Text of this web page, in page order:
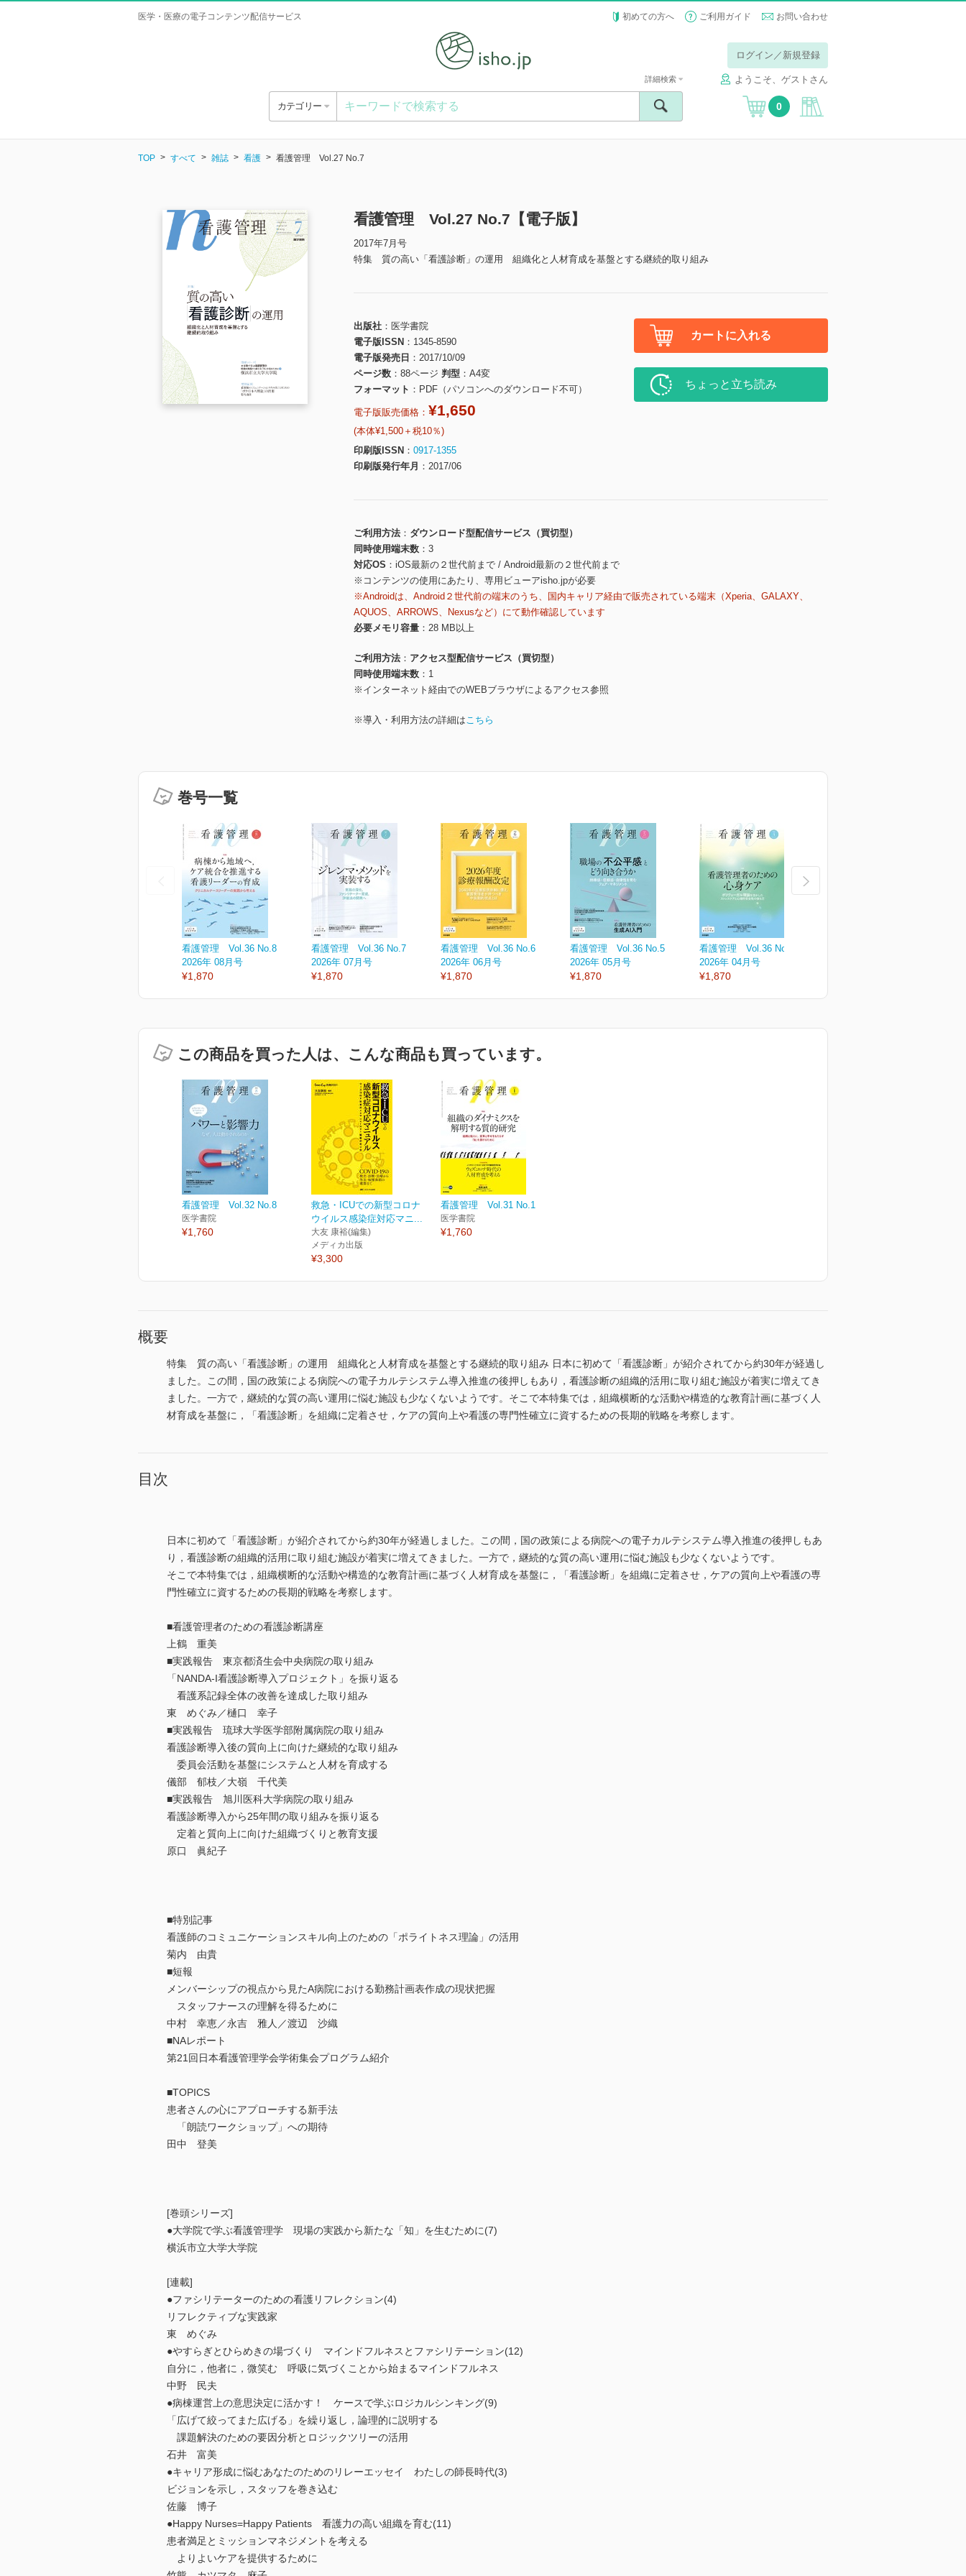
医学・医療の電子コンテンツ配信サービス 初めての方へ ご利用ガイド お問い合わせ
ログイン／新規登録
ようこそ、ゲストさん
カテゴリー
詳細検索
0
TOP すべて 雑誌 看護 看護管理 Vol.27 No.7
看護管理 Vol.27 No.7【電子版】
2017年7月号
特集 質の高い「看護診断」の運用 組織化と人材育成を基盤とする継続的取り組み
出版社
医学書院
電子版ISSN
1345-8590
電子版発売日
2017/10/09
ページ数
88ページ 判型
A4変
フォーマット
PDF（パソコンへのダウンロード不可）
電子版販売価格： ¥1,650
(本体¥1,500＋税10％)
印刷版ISSN
0917-1355
印刷版発行年月
2017/06
カートに入れる
ちょっと立ち読み
ご利用方法
ダウンロード型配信サービス（買切型）
同時使用端末数
3
対応OS
iOS最新の２世代前まで / Android最新の２世代前まで
※コンテンツの使用にあたり、専用ビューアisho.jpが必要
※Androidは、Android２世代前の端末のうち、国内キャリア経由で販売されている端末（Xperia、GALAXY、
AQUOS、ARROWS、Nexusなど）にて動作確認しています
必要メモリ容量
28 MB以上
ご利用方法
アクセス型配信サービス（買切型）
同時使用端末数
1
※インターネット経由でのWEBブラウザによるアクセス参照
※導入・利用方法の詳細はこちら
巻号一覧
看護管理 Vol.36 No.8
2026年 08月号
¥1,870
看護管理 Vol.36 No.7
2026年 07月号
¥1,870
看護管理 Vol.36 No.6
2026年 06月号
¥1,870
看護管理 Vol.36 No.5
2026年 05月号
¥1,870
看護管理 Vol.36 No.4
2026年 04月号
¥1,870
この商品を買った人は、こんな商品も買っています。
看護管理 Vol.32 No.8
医学書院
¥1,760
救急・ICUでの新型コロナ
ウイルス感染症対応マニ...
大友 康裕(編集)
メディカ出版
¥3,300
看護管理 Vol.31 No.1
医学書院
¥1,760
概要
特集 質の高い「看護診断」の運用 組織化と人材育成を基盤とする継続的取り組み 日本に初めて「看護診断」が紹介されてから約30年が経過し
ました。この間，国の政策による病院への電子カルテシステム導入推進の後押しもあり，看護診断の組織的活用に取り組む施設が着実に増えてき
ました。一方で，継続的な質の高い運用に悩む施設も少なくないようです。そこで本特集では，組織横断的な活動や構造的な教育計画に基づく人
材育成を基盤に，「看護診断」を組織に定着させ，ケアの質向上や看護の専門性確立に資するための長期的戦略を考察します。
目次
日本に初めて「看護診断」が紹介されてから約30年が経過しました。この間，国の政策による病院への電子カルテシステム導入推進の後押しもあ
り，看護診断の組織的活用に取り組む施設が着実に増えてきました。一方で，継続的な質の高い運用に悩む施設も少なくないようです。
そこで本特集では，組織横断的な活動や構造的な教育計画に基づく人材育成を基盤に，「看護診断」を組織に定着させ，ケアの質向上や看護の専
門性確立に資するための長期的戦略を考察します。
■看護管理者のための看護診断講座
上鶴 重美
■実践報告 東京都済生会中央病院の取り組み
「NANDA-I看護診断導入プロジェクト」を振り返る
看護系記録全体の改善を達成した取り組み
東 めぐみ／樋口 幸子
■実践報告 琉球大学医学部附属病院の取り組み
看護診断導入後の質向上に向けた継続的な取り組み
委員会活動を基盤にシステムと人材を育成する
儀部 郁枝／大嶺 千代美
■実践報告 旭川医科大学病院の取り組み
看護診断導入から25年間の取り組みを振り返る
定着と質向上に向けた組織づくりと教育支援
原口 眞紀子
■特別記事
看護師のコミュニケーションスキル向上のための「ポライトネス理論」の活用
菊内 由貴
■短報
メンバーシップの視点から見たA病院における勤務計画表作成の現状把握
スタッフナースの理解を得るために
中村 幸恵／永吉 雅人／渡辺 沙織
■NAレポート
第21回日本看護管理学会学術集会プログラム紹介
■TOPICS
患者さんの心にアプローチする新手法
「朗読ワークショップ」への期待
田中 登美
[巻頭シリーズ]
●大学院で学ぶ看護管理学 現場の実践から新たな「知」を生むために(7)
横浜市立大学大学院
[連載]
●ファシリテーターのための看護リフレクション(4)
リフレクティブな実践家
東 めぐみ
●やすらぎとひらめきの場づくり マインドフルネスとファシリテーション(12)
自分に，他者に，微笑む 呼吸に気づくことから始まるマインドフルネス
中野 民夫
●病棟運営上の意思決定に活かす！ ケースで学ぶロジカルシンキング(9)
「広げて絞ってまた広げる」を繰り返し，論理的に説明する
課題解決のための要因分析とロジックツリーの活用
石井 富美
●キャリア形成に悩むあなたのためのリレーエッセイ わたしの師長時代(3)
ビジョンを示し，スタッフを巻き込む
佐藤 博子
●Happy Nurses=Happy Patients 看護力の高い組織を育む(11)
患者満足とミッションマネジメントを考える
よりよいケアを提供するために